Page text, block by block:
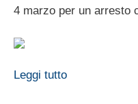
4 marzo per un arresto
Leggi tutto